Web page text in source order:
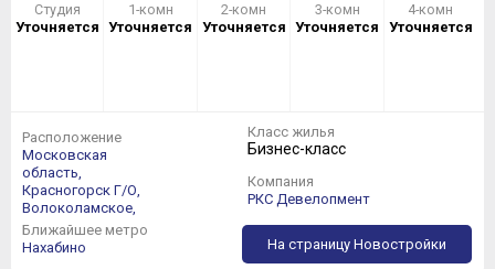
Студия
Уточняется
1-комн
Уточняется
2-комн
Уточняется
3-комн
Уточняется
4-комн
Уточняется
Расположение
Московская
область,
Красногорск Г/О,
Волоколамское,
Ближайшее метро
Нахабино
Класс жилья
Бизнес-класс
Компания
РКС Девелопмент
На страницу Новостройки